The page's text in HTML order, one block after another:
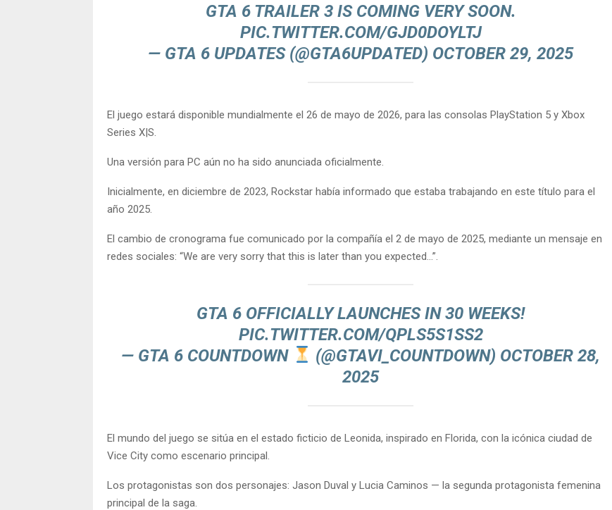
GTA 6 TRAILER 3 IS COMING VERY SOON.
PIC.TWITTER.COM/GJD0DOYLTJ
— GTA 6 UPDATES (@GTA6UPDATED) OCTOBER 29, 2025
El juego estará disponible mundialmente el 26 de mayo de 2026, para las consolas PlayStation 5 y Xbox
Series X|S.
Una versión para PC aún no ha sido anunciada oficialmente.
Inicialmente, en diciembre de 2023, Rockstar había informado que estaba trabajando en este título para el
año 2025.
El cambio de cronograma fue comunicado por la compañía el 2 de mayo de 2025, mediante un mensaje en
redes sociales: “We are very sorry that this is later than you expected…”.
GTA 6 OFFICIALLY LAUNCHES IN 30 WEEKS!
PIC.TWITTER.COM/QPLS5S1SS2
— GTA 6 COUNTDOWN
(@GTAVI_COUNTDOWN) OCTOBER 28,
2025
El mundo del juego se sitúa en el estado ficticio de Leonida, inspirado en Florida, con la icónica ciudad de
Vice City como escenario principal.
Los protagonistas son dos personajes: Jason Duval y Lucia Caminos — la segunda protagonista femenina
principal de la saga.